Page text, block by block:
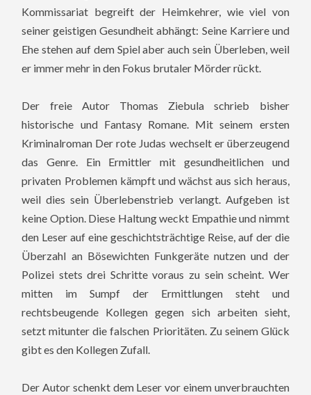
Kommissariat begreift der Heimkehrer, wie viel von
seiner geistigen Gesundheit abhängt: Seine Karriere und
Ehe stehen auf dem Spiel aber auch sein Überleben, weil
er immer mehr in den Fokus brutaler Mörder rückt.
Der freie Autor Thomas Ziebula schrieb bisher
historische und Fantasy Romane. Mit seinem ersten
Kriminalroman Der rote Judas wechselt er überzeugend
das Genre. Ein Ermittler mit gesundheitlichen und
privaten Problemen kämpft und wächst aus sich heraus,
weil dies sein Überlebenstrieb verlangt. Aufgeben ist
keine Option. Diese Haltung weckt Empathie und nimmt
den Leser auf eine geschichtsträchtige Reise, auf der die
Überzahl an Bösewichten Funkgeräte nutzen und der
Polizei stets drei Schritte voraus zu sein scheint. Wer
mitten im Sumpf der Ermittlungen steht und
rechtsbeugende Kollegen gegen sich arbeiten sieht,
setzt mitunter die falschen Prioritäten. Zu seinem Glück
gibt es den Kollegen Zufall.
Der Autor schenkt dem Leser vor einem unverbrauchten